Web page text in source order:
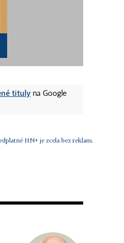
tituly na Google
HN+ je zcela bez reklam.